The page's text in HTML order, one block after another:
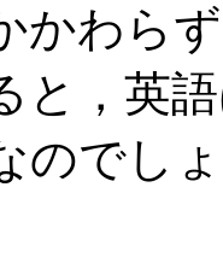
かわら
と，英
のでし